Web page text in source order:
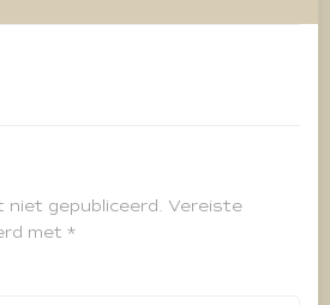
niet gepubliceerd. Vereiste
met *